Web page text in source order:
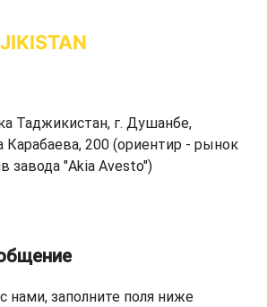
Таджикистан, г. Душанбе,
Карабаева, 200 (ориентир - рынок
завода "Akia Avesto")
нами, заполните поля ниже